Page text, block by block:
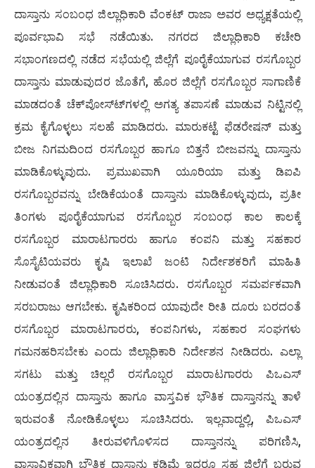
ದಾಸ್ತಾನು ಸಂಬಂಧ ಜಿಲ್ಲಾಧಿಕಾರಿ ವೆಂಕಟ್ ರಾಜಾ ಅವರ ಅಧ್ಯಕ್ಷತೆಯಲ್ಲಿ
ಪೂರ್ವಭಾವಿ ಸಭೆ ನಡೆಯಿತು. ನಗರದ ಜಿಲ್ಲಾಧಿಕಾರಿ ಕಚೇರಿ
ಸಭಾಂಗಣದಲ್ಲಿ ನಡೆದ ಸಭೆಯಲ್ಲಿ ಜಿಲ್ಲೆಗೆ ಪೂರೈಕೆಯಾಗುವ ರಸಗೊಬ್ಬರ
ದಾಸ್ತಾನು ಮಾಡುವುದರ ಜೊತೆಗೆ, ಹೊರ ಜಿಲ್ಲೆಗೆ ರಸಗೊಬ್ಬರ ಸಾಗಾಣಿಕೆ
ಮಾಡದಂತೆ ಚೆಕ್‍ಪೋಸ್ಟ್‍ಗಳಲ್ಲಿ ಅಗತ್ಯ ತಪಾಸಣೆ ಮಾಡುವ ನಿಟ್ಟಿನಲ್ಲಿ
ಕ್ರಮ ಕೈಗೊಳ್ಳಲು ಸಲಹೆ ಮಾಡಿದರು. ಮಾರುಕಟ್ಟೆ ಫೆಡರೇಷನ್ ಮತ್ತು
ಬೀಜ ನಿಗಮದಿಂದ ರಸಗೊಬ್ಬರ ಹಾಗೂ ಬಿತ್ತನೆ ಬೀಜವನ್ನು ದಾಸ್ತಾನು
ಮಾಡಿಕೊಳ್ಳುವುದು. ಪ್ರಮುಖವಾಗಿ ಯೂರಿಯಾ ಮತ್ತು ಡಿಐಪಿ
ರಸಗೊಬ್ಬರವನ್ನು ಬೇಡಿಕೆಯಂತೆ ದಾಸ್ತಾನು ಮಾಡಿಕೊಳ್ಳುವುದು, ಪ್ರತೀ
ತಿಂಗಳು ಪೂರೈಕೆಯಾಗುವ ರಸಗೊಬ್ಬರ ಸಂಬಂಧ ಕಾಲ ಕಾಲಕ್ಕೆ
ರಸಗೊಬ್ಬರ ಮಾರಾಟಗಾರರು ಹಾಗೂ ಕಂಪನಿ ಮತ್ತು ಸಹಕಾರ
ಸೊಸೈಟಿಯವರು ಕೃಷಿ ಇಲಾಖೆ ಜಂಟಿ ನಿರ್ದೇಶಕರಿಗೆ ಮಾಹಿತಿ
ನೀಡುವಂತೆ ಜಿಲ್ಲಾಧಿಕಾರಿ ಸೂಚಿಸಿದರು. ರಸಗೊಬ್ಬರ ಸಮರ್ಪಕವಾಗಿ
ಸರಬರಾಜು ಆಗಬೇಕು. ಕೃಷಿಕರಿಂದ ಯಾವುದೇ ರೀತಿ ದೂರು ಬರದಂತೆ
ರಸಗೊಬ್ಬರ ಮಾರಾಟಗಾರರು, ಕಂಪನಿಗಳು, ಸಹಕಾರ ಸಂಘಗಳು
ಗಮನಹರಿಸಬೇಕು ಎಂದು ಜಿಲ್ಲಾಧಿಕಾರಿ ನಿರ್ದೇಶನ ನೀಡಿದರು. ಎಲ್ಲಾ
ಸಗಟು ಮತ್ತು ಚಿಲ್ಲರೆ ರಸಗೊಬ್ಬರ ಮಾರಾಟಗಾರರು ಪಿಒಎಸ್
ಯಂತ್ರದಲ್ಲಿನ ದಾಸ್ತಾನು ಹಾಗೂ ವಾಸ್ತವಿಕ ಭೌತಿಕ ದಾಸ್ತಾನನ್ನು ತಾಳೆ
ಇರುವಂತೆ ನೋಡಿಕೊಳ್ಳಲು ಸೂಚಿಸಿದರು. ಇಲ್ಲವಾದ್ದಲ್ಲಿ, ಪಿಒಎಸ್
ಯಂತ್ರದಲ್ಲಿನ ತೀರುವಳಿಗೊಳಿಸದ ದಾಸ್ತಾನನ್ನು ಪರಿಗಣಿಸಿ,
ವಾಸ್ತಾವಿಕವಾಗಿ ಭೌತಿಕ ದಾಸ್ತಾನು ಕಡಿಮೆ ಇದ್ದರೂ ಸಹ ಜಿಲ್ಲೆಗೆ ಬರುವ